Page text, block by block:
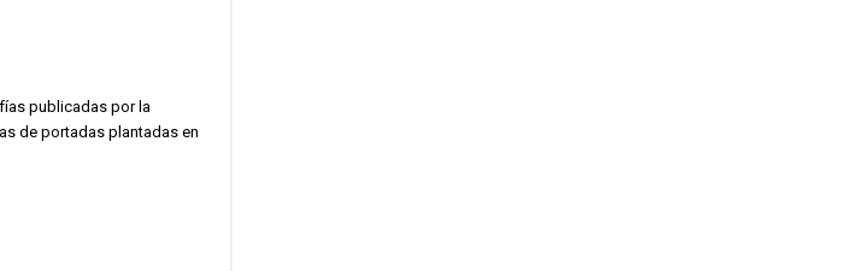
publicadas por la
de portadas plantadas en